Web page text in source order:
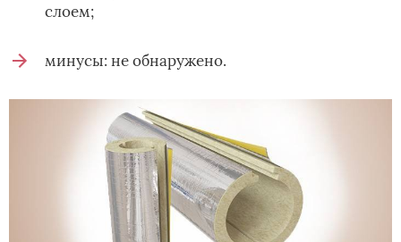
слоем;
минусы: не обнаружено.